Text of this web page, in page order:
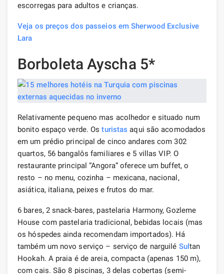
escorregas para adultos e crianças.
Veja os preços dos passeios em Sherwood Exclusive
Lara
Borboleta Ayscha 5*
Relativamente pequeno mas acolhedor e situado num
bonito espaço verde. Osturistas aqui são acomodados
em um prédio principal de cinco andares com 302
quartos, 56 bangalôs familiares e 5 villas VIP. O
restaurante principal “Angora” oferece um buffet, o
resto – no menu, cozinha – mexicana, nacional,
asiática, italiana, peixes e frutos do mar.
6 bares, 2 snack-bares, pastelaria Harmony, Gozleme
House com pastelaria tradicional, bebidas locais (mas
os hóspedes ainda recomendam importados). Há
também um novo serviço – serviço de narguilé Sultan
Hookah. A praia é de areia, compacta (apenas 150 m),
com cais. São 8 piscinas, 3 delas cobertas (semi-